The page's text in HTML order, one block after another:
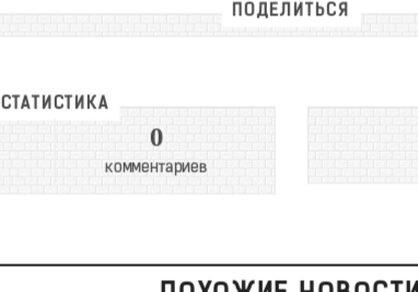
ПОДЕЛИТЬСЯ
СТАТИСТИКА
0
комментариев